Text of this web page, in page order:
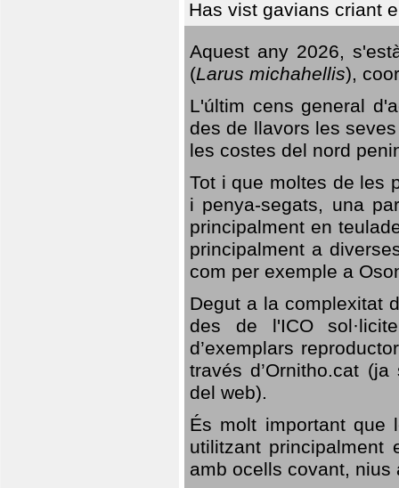
Has vist gavians criant
Aquest any 2026,
(Larus michahellis),
L'últim cens general
des de llavors les
les costes del nord
Tot i que moltes de les
i penya-segats, una
principalment en
principalment a
com per exemple a
Degut a la complexitat
des de l'ICO
d’exemplars
través d’Ornitho.cat
del web).
És molt important que
utilitzant
amb ocells covant,